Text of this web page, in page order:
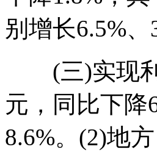
别增长6.5%、
(三)实现利
元，同比下降
8.6%。(2)地